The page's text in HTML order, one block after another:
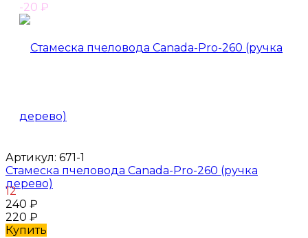
-20 ₽
Артикул: 671-1
Стамеска пчеловода Canada-Pro-260 (ручка
дерево)
12
240 ₽
220 ₽
Купить